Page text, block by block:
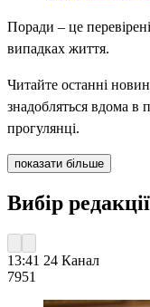
Поради – це
випадках життя.
Читайте останні
знадобляться вдома в
прогулянці.
показати більше
Вибір редакції
13:41 24 Канал
7951